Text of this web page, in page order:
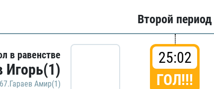
Второй период
в равенстве
Игорь(1)
67.Гараев Амир(1)
25:02
ГОЛ!!!